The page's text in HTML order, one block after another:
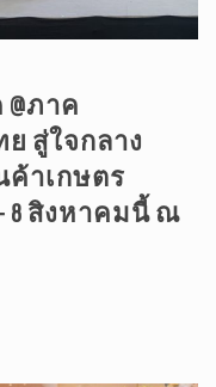
ภาค
สู่ใจกลาง
ค้าเกษตร
8 สิงหาคมนี้ ณ